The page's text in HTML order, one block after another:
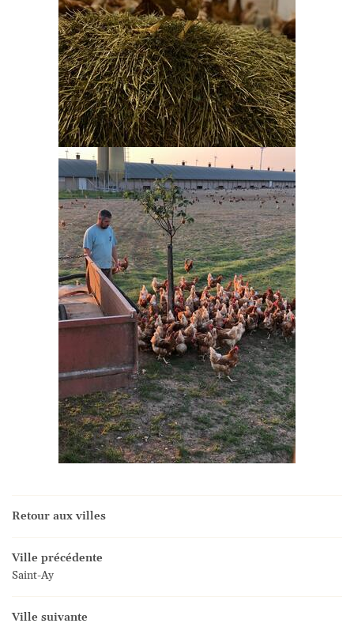
Retour aux villes
Ville précédente
Saint-Ay
Ville suivante